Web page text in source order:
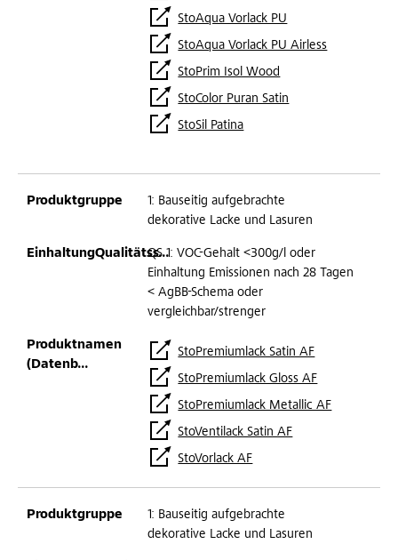
StoAqua Vorlack PU
StoAqua Vorlack PU Airless
StoPrim Isol Wood
StoColor Puran Satin
StoSil Patina
1: Bauseitig aufgebrachte
dekorative Lacke und Lasuren
QS 1: VOC-Gehalt <300g/l oder
Einhaltung Emissionen nach 28 Tagen
< AgBB-Schema oder
vergleichbar/strenger
StoPremiumlack Satin AF
StoPremiumlack Gloss AF
StoPremiumlack Metallic AF
StoVentilack Satin AF
StoVorlack AF
1: Bauseitig aufgebrachte
dekorative Lacke und Lasuren